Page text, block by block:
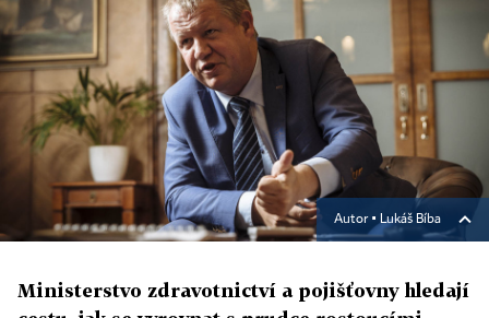
Autor ▪ Lukáš Bíba
Ministerstvo zdravotnictví a pojišťovny hledají